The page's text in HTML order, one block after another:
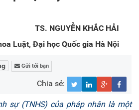
TS. NGUYỄN KHẮC HẢI
Luật, Đại học Quốc gia Hà Nội
Gửi tới bạn
Chia sẻ:
sự (TNHS) của pháp nhân là một